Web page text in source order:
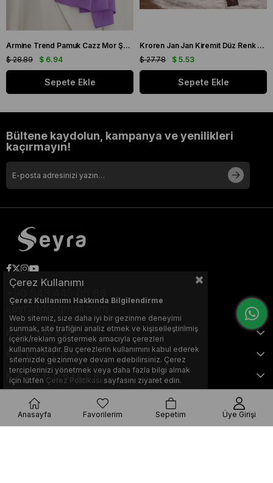
Armine Trend Pamuk Cazz Mor Şal 21210
$ 6.94
$ 28.89
Sepete Ekle
Kroren Jan Jan Kiremit Düz Renk Şal 7301-85
$ 5.53
$ 27.78
Sepete Ekle
Bültene kaydolun, kampanya ve yenilikleri
kaçırmayın!
seyraltd@gmail.com
KURUMSAL
SAYFALAR
KATEGORİLER
Bu web sitesi, Nihat KILIÇARSLAN tarafından tasarlanmış ve optimize
Çerez Kullanımı
Çerez Kullanımı Hakkında Bilgilendirme
Web sitemiz, size daha iyi bir gezinme deneyimi
sunmak, site trafiğini analiz etmek ve kişiselleştirilmiş
içerik/reklam göstermek amacıyla çerezleri
kullanmaktadır. Bu çerezlerin kullanımını kabul ederek
sitemizde gezinmeye devam edebilirsiniz. Çerez
terciplerinizi yönetmek veya daha fazla bilgi almak
için lütfen Çerez Politikası sayfasını ziyaret edin.
Anasayfa Favorilerim Sepetim Üye Girişi